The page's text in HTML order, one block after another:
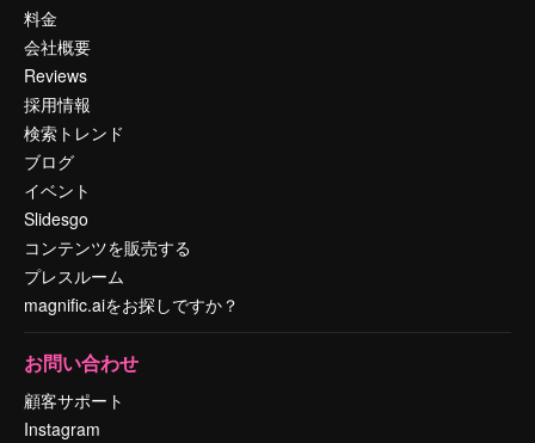
料金
会社概要
Reviews
採用情報
検索トレンド
ブログ
イベント
Slidesgo
コンテンツを販売する
プレスルーム
magnific.aiをお探しですか？
お問い合わせ
顧客サポート
Instagram